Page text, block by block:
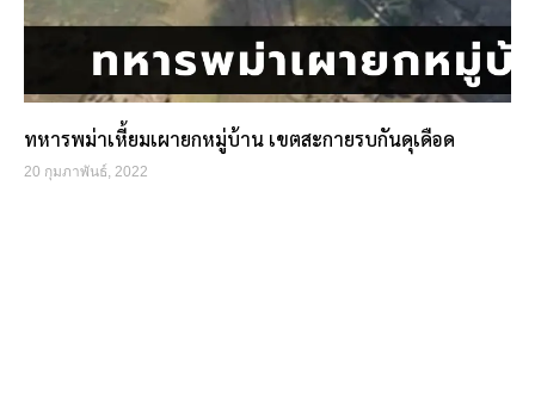
ทหารพม่าเหี้ยมเผายกหมู่บ้าน เขตสะกายรบกันดุเดือด
20 กุมภาพันธ์, 2022